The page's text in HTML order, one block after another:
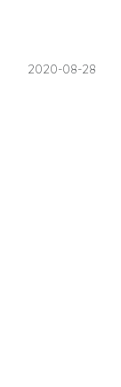
2020-08-28